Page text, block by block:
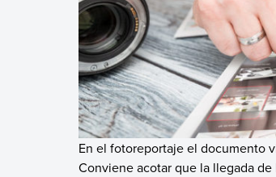
En el fotoreportaje el documento
Conviene acotar que la llegada de